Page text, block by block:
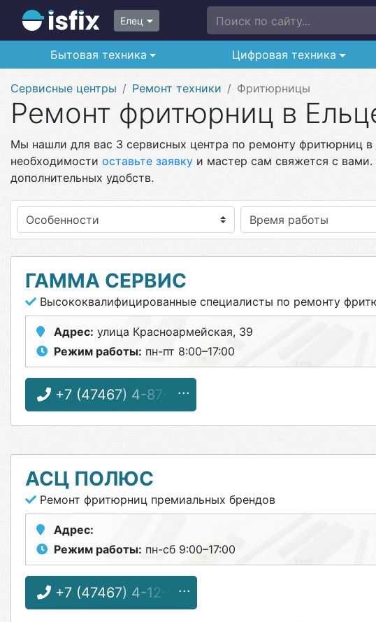
Елец Поиск по сайту...
Бытовая техника Цифровая техника
Сервисные центры Ремонт техники Фритюрницы
Ремонт фритюрниц в
Мы нашли для вас 3 сервисных центра по ремонту фритюрниц в
необходимости оставьте заявку и мастер сам свяжется с вами.
дополнительных удобств.
Особенности
ГАММА СЕРВИС
Высококвалифицированные специалисты по ремонту
Адрес: улица Красноармейская, 39
Режим работы: пн-пт 8:00–17:00
+7 (47467) 4-87-31
АСЦ ПОЛЮС
Ремонт фритюрниц премиальных брендов
Адрес:
Режим работы: пн-сб 9:00–17:00
+7 (47467) 4-12-08